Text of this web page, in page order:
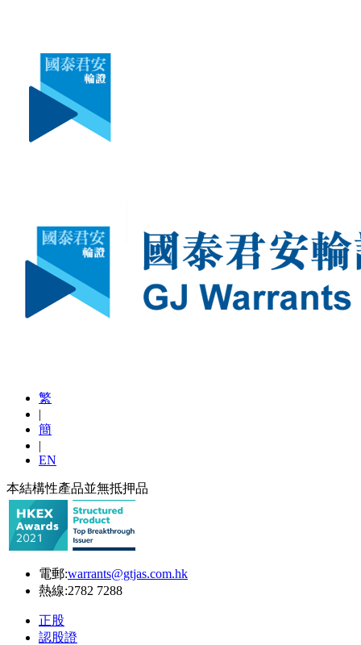
繁
|
簡
|
EN
本結構性產品並無抵押品
電郵:warrants@gtjas.com.hk
熱線:2782 7288
正股
認股證